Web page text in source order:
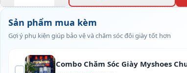
Sản phẩm mua kèm
Gợi ý phụ kiện giúp bảo vệ và chăm sóc đôi giày tốt hơn
Combo Chăm Sóc Giày Myshoes